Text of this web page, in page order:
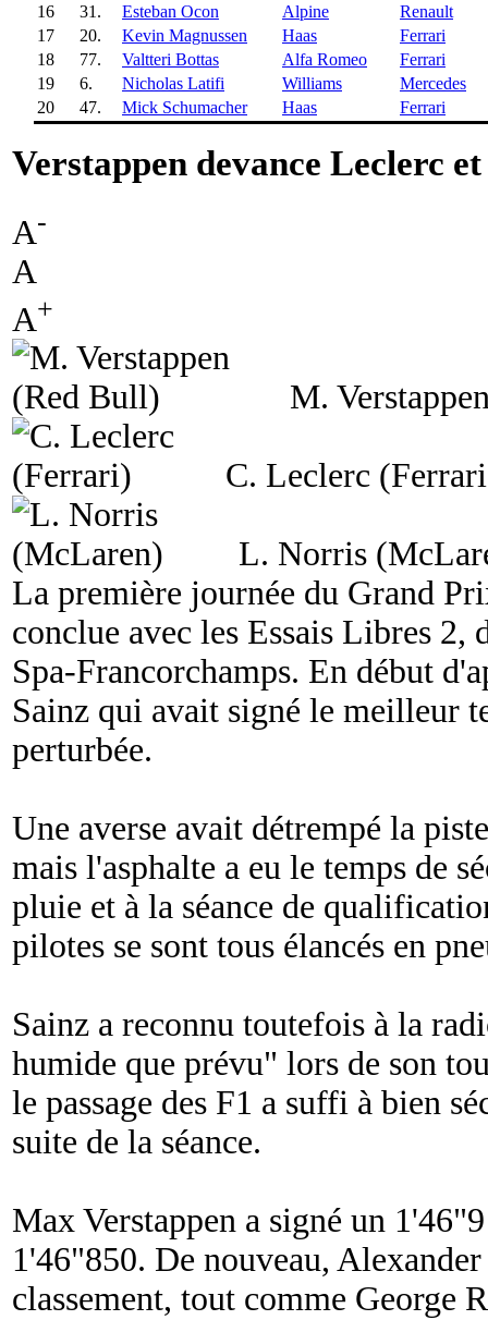
16
31. Esteban Ocon Alpine Renault
17
20. Kevin Magnussen Haas Ferrari
18
77. Valtteri Bottas Alfa Romeo Ferrari
19
6. Nicholas Latifi Williams Mercedes
20
47. Mick Schumacher Haas Ferrari
Verstappen devance Leclerc
A-
A
A+
M.
C. Leclerc
L. Norris
La première journée du Grand
conclue avec les Essais Libres 2,
Spa-Francorchamps. En début
Sainz qui avait signé le meilleur
perturbée.
Une averse avait détrempé la
mais l'asphalte a eu le temps de
pluie et à la séance de
pilotes se sont tous élancés en
Sainz a reconnu toutefois à la
humide que prévu" lors de son
le passage des F1 a suffi à bien
suite de la séance.
Max Verstappen a signé un
1'46"850. De nouveau,
classement, tout comme George